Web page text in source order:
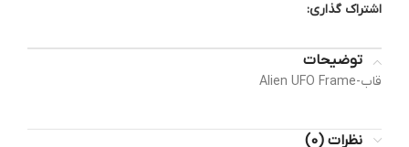
اشتراک گذاری:
توضیحات
قاب-Alien UFO Frame
نظرات (0)